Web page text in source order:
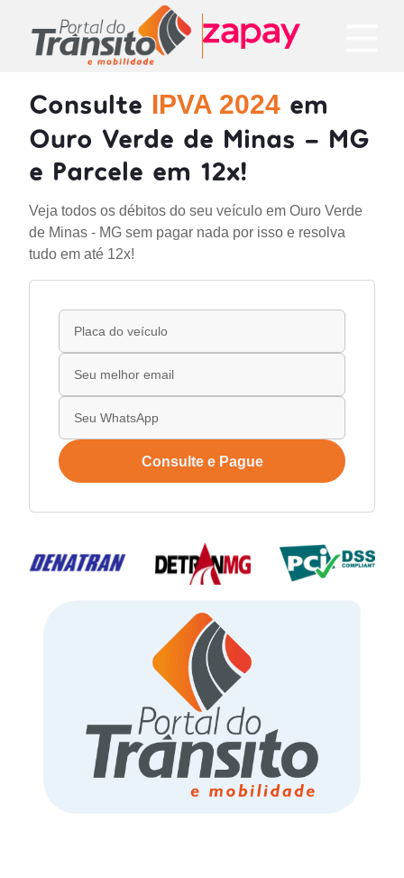
Consulte IPVA 2024 em
Ouro Verde de Minas - MG
e Parcele em 12x!
Veja todos os débitos do seu veículo em Ouro Verde
de Minas - MG sem pagar nada por isso e resolva
tudo em até 12x!
Consulte e Pague